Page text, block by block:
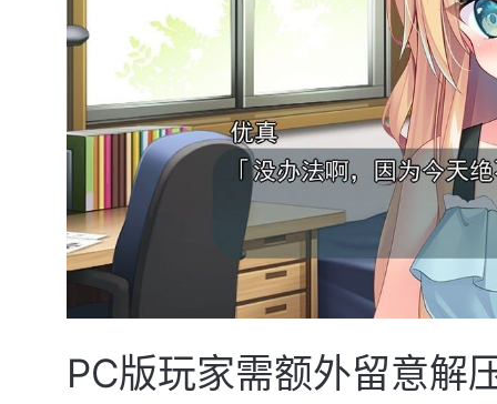
PC版玩家需额外留意解